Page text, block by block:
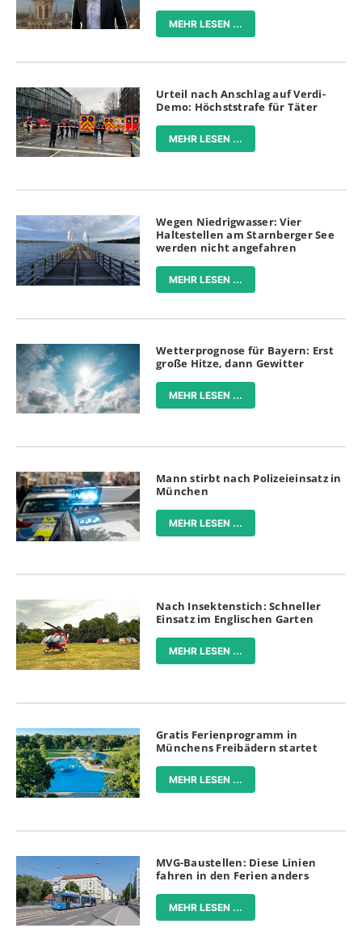
MEHR LESEN ...
Urteil nach Anschlag auf Verdi-
Demo: Höchststrafe für Täter
MEHR LESEN ...
Wegen Niedrigwasser: Vier
Haltestellen am Starnberger See
werden nicht angefahren
MEHR LESEN ...
Wetterprognose für Bayern: Erst
große Hitze, dann Gewitter
MEHR LESEN ...
Mann stirbt nach Polizeieinsatz in
München
MEHR LESEN ...
Nach Insektenstich: Schneller
Einsatz im Englischen Garten
MEHR LESEN ...
Gratis Ferienprogramm in
Münchens Freibädern startet
MEHR LESEN ...
MVG-Baustellen: Diese Linien
fahren in den Ferien anders
MEHR LESEN ...